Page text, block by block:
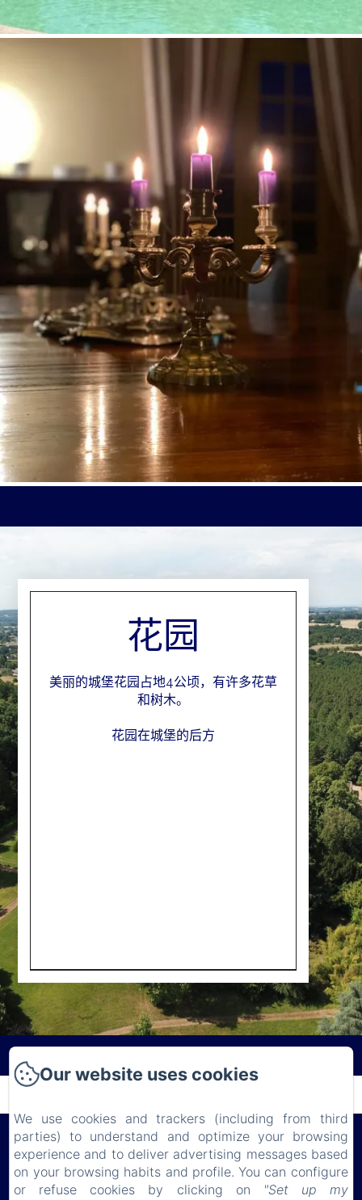
花园
美丽的城堡花园占地4公顷，有许多花草
和树木。
花园在城堡的后方
Château de Lauresse
Politique de confidentialitéInformations légales
Our website uses cookies
We use cookies and trackers (including from third
parties) to understand and optimize your browsing
experience and to deliver advertising messages based
on your browsing habits and profile. You can configure
or refuse cookies by clicking on
"Set up my